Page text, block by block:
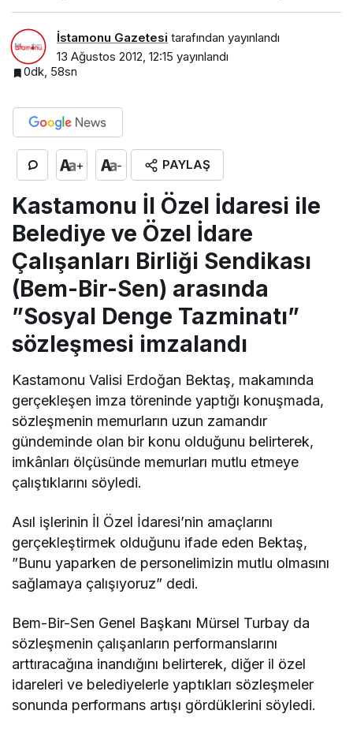
İstamonu Gazetesi tarafından yayınlandı
13 Ağustos 2012, 12:15 yayınlandı
0dk, 58sn
+ - PAYLAŞ
Kastamonu İl Özel İdaresi ile
Belediye ve Özel İdare
Çalışanları Birliği Sendikası
(Bem-Bir-Sen) arasında
”Sosyal Denge Tazminatı”
sözleşmesi imzalandı
Kastamonu Valisi Erdoğan Bektaş, makamında
gerçekleşen imza töreninde yaptığı konuşmada,
sözleşmenin memurların uzun zamandır
gündeminde olan bir konu olduğunu belirterek,
imkânları ölçüsünde memurları mutlu etmeye
çalıştıklarını söyledi.
Asıl işlerinin İl Özel İdaresi’nin amaçlarını
gerçekleştirmek olduğunu ifade eden Bektaş,
”Bunu yaparken de personelimizin mutlu olmasını
sağlamaya çalışıyoruz” dedi.
Bem-Bir-Sen Genel Başkanı Mürsel Turbay da
sözleşmenin çalışanların performanslarını
arttıracağına inandığını belirterek, diğer il özel
idareleri ve belediyelerle yaptıkları sözleşmeler
sonunda performans artışı gördüklerini söyledi.